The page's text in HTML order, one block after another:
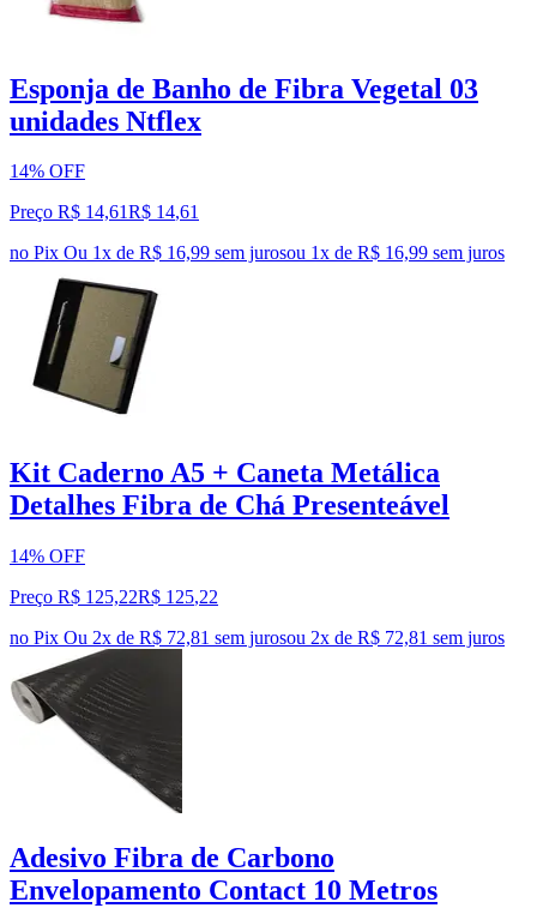
Esponja de Banho de Fibra Vegetal 03
unidades Ntflex
14% OFF
Preço R$ 14,61R$ 14,61
no Pix Ou 1x de R$ 16,99 sem jurosou 1x de R$ 16,99 sem juros
Kit Caderno A5 + Caneta Metálica
Detalhes Fibra de Chá Presenteável
14% OFF
Preço R$ 125,22R$ 125,22
no Pix Ou 2x de R$ 72,81 sem jurosou 2x de R$ 72,81 sem juros
Adesivo Fibra de Carbono
Envelopamento Contact 10 Metros